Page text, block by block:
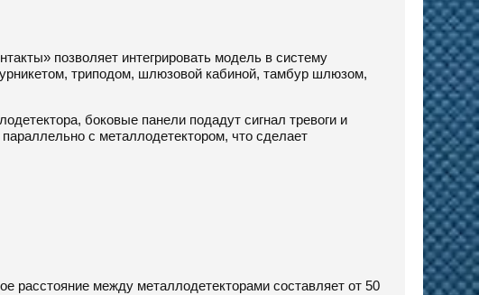
позволяет интегрировать модель в систему
триподом, шлюзовой кабиной, тамбур шлюзом,
боковые панели подадут сигнал тревоги и
с металлодетектором, что сделает
расстояние между металлодетекторами составляет от 50